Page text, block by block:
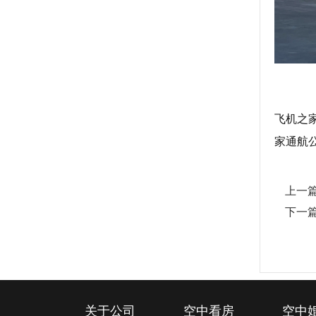
飞机之
家通航
上一
下一
关于公司 空中看房 空中